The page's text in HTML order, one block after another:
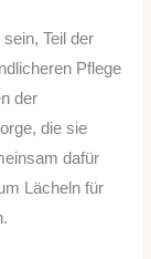
Teil der
Pflege
der
die sie
dafür
Lächeln für